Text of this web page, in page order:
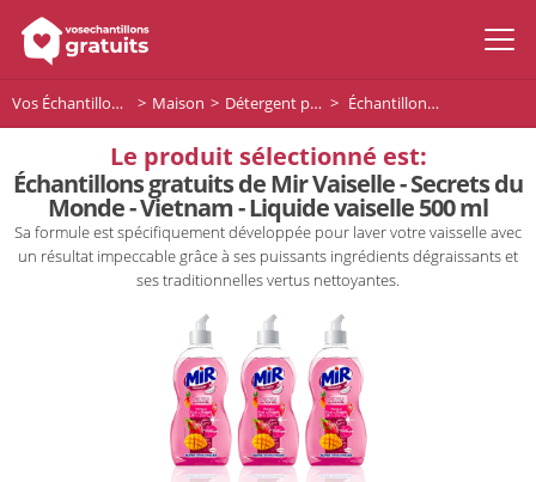
Vos Échantillons Gratuits Maison Détergent pour lave-vaisselle Échantillons gratuits de Mir Vaiselle - Secrets du Monde - Vietnam - Liquide vaiselle 500 ml
Le produit sélectionné est:
Échantillons gratuits de Mir Vaiselle - Secrets du
Monde - Vietnam - Liquide vaiselle 500 ml
Sa formule est spécifiquement développée pour laver votre vaisselle avec
un résultat impeccable grâce à ses puissants ingrédients dégraissants et
ses traditionnelles vertus nettoyantes.